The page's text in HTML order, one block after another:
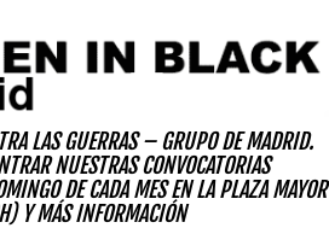
LAS GUERRAS – GRUPO DE MADRID.
NUESTRAS CONVOCATORIAS
DE CADA MES EN LA PLAZA MAYOR
Y MÁS INFORMACIÓN